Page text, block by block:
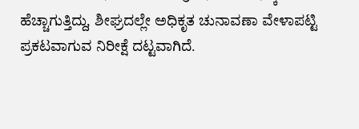
ಹೆಚ್ಚಾಗುತ್ತಿದ್ದು, ಶೀಘ್ರದಲ್ಲೇ ಅಧಿಕೃತ ಚುನಾವಣಾ ವೇಳಾಪಟ್ಟಿ
ಪ್ರಕಟವಾಗುವ ನಿರೀಕ್ಷೆ ದಟ್ಟವಾಗಿದೆ.